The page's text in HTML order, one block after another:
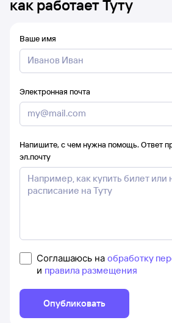
как работает Туту
Ваше имя
Электронная почта
Напишите, с чем нужна помощь. Ответ
эл.почту
Соглашаюсь на обработку
и правила размещения
Опубликовать